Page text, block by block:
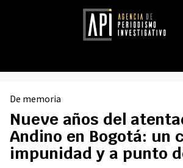
De memoria
Nueve años del
Andino en Bogotá: un
impunidad y a punto